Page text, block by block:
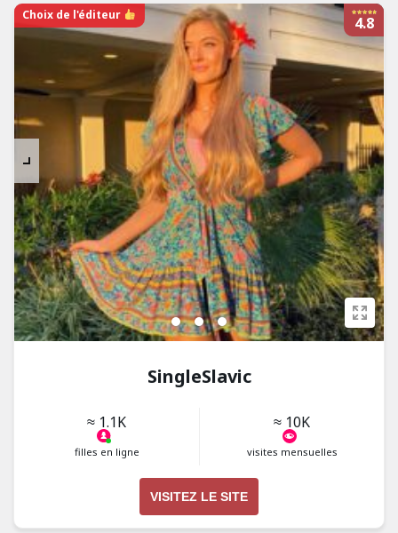
4.8
Choix de l'éditeur
SingleSlavic
≈ 1.1K
filles en ligne
≈ 10K
visites mensuelles
VISITEZ LE SITE